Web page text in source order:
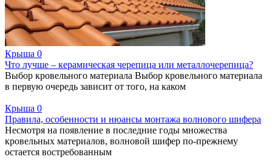
Крыша 0
Что лучше – керамическая черепица или металлочерепица?
Выбор кровельного материала Выбор кровельного материала
в первую очередь зависит от того, на каком
Крыша 0
Правила, особенности и нюансы монтажа волнового шифера
Несмотря на появление в последние годы множества
кровельных материалов, волновой шифер по-прежнему
остается востребованным